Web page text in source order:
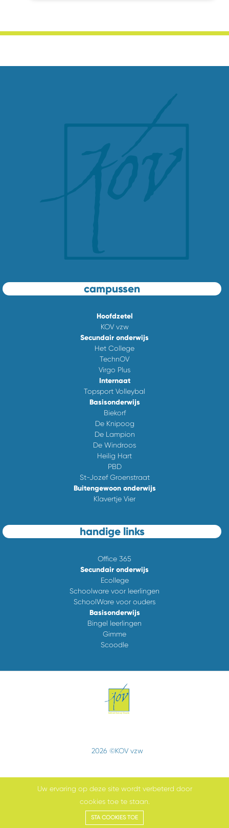
campussen
Hoofdzetel
KOV vzw
Secundair onderwijs
Het College
TechnOV
Virgo Plus
Internaat
Topsport Volleybal
Basisonderwijs
Biekorf
De Knipoog
De Lampion
De Windroos
Heilig Hart
PBD
St-Jozef Groenstraat
Buitengewoon onderwijs
Klavertje Vier
handige links
Office 365
Secundair onderwijs
Ecollege
Schoolware voor leerlingen
SchoolWare voor ouders
Basisonderwijs
Bingel leerlingen
Gimme
Scoodle
2026 ©KOV vzw
Cookiebeleid
Uw ervaring op deze site wordt verbeterd door
cookies toe te staan.
STA COOKIES TOE